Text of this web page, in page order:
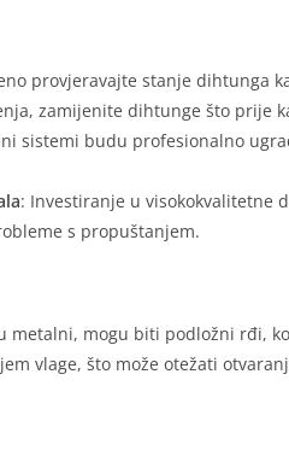
provjeravajte stanje dihtunga
zamijenite dihtunge što prije
sistemi budu profesionalno
: Investiranje u visokokvalitetne
s propuštanjem.
metalni, mogu biti podložni rđi,
vlage, što može otežati